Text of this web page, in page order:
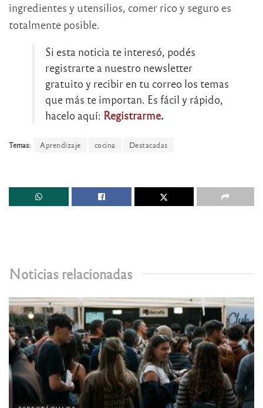
ingredientes y utensilios, comer rico y seguro es
totalmente posible.
Si esta noticia te interesó, podés
registrarte a nuestro newsletter
gratuito y recibir en tu correo los temas
que más te importan. Es fácil y rápido,
hacelo aquí: Registrarme.
Temas: Aprendizaje cocina Destacadas
Noticias relacionadas